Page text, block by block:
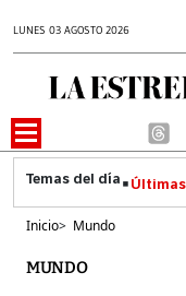
LUNES 03 AGOSTO 2026
Inicio> Mundo
MUNDO